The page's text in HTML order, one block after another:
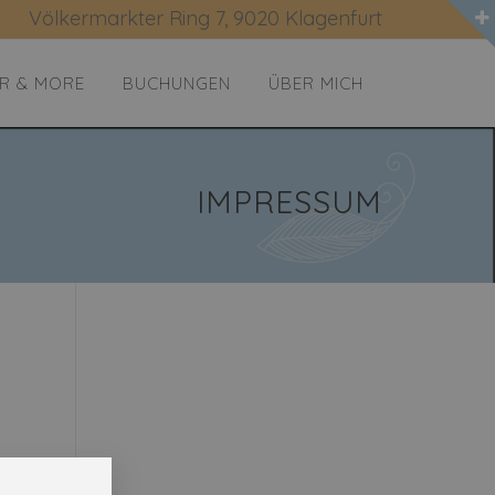
Völkermarkter Ring 7, 9020 Klagenfurt
& MORE BUCHUNGEN ÜBER MICH
IMPRESSUM